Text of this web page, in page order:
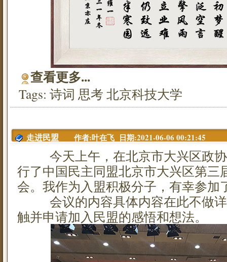
查看更多...
Tags: 诗词 思考 北京科技大学
走进民盟 作者:叶在飞 日期:2021-06-06 00:21:45
今天上午，在北京市大兴区政协
行了中国民主同盟北京市大兴区第三
会。我作为入盟积极分子，有幸参加
会议的内容具体内容在此不做详
触并申请加入民盟的感悟和想法。